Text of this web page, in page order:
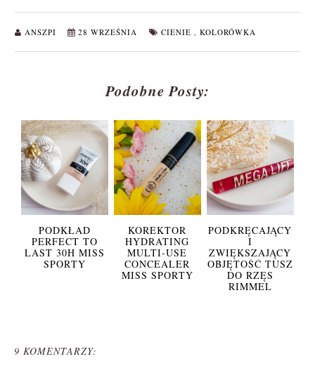
ANSZPI 28 WRZEŚNIA CIENIE KOLORÓWKA
Podobne Posty:
PODKŁAD
PERFECT TO
LAST 30H MISS
SPORTY
KOREKTOR
HYDRATING
MULTI-USE
CONCEALER
MISS SPORTY
PODKRĘCAJĄCY
I
ZWIĘKSZAJĄCY
OBJĘTOŚĆ TUSZ
DO RZĘS
RIMMEL
9 KOMENTARZY: